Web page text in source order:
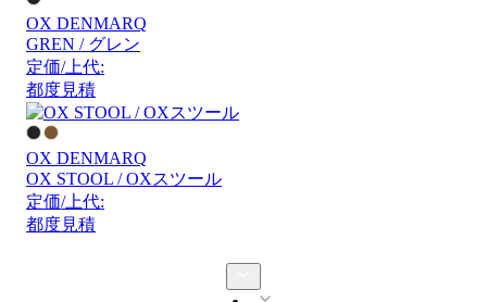
OX DENMARQ
GREN / グレン
定価/上代:
都度見積
OX DENMARQ
OX STOOL / OXスツール
定価/上代:
都度見積